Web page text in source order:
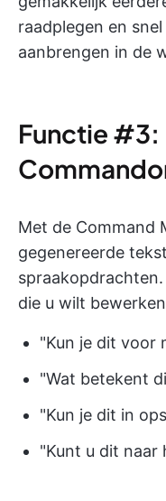
raadplegen en
aanbrengen in de
Functie #3:
Met de Command
gegenereerde
die u wilt
"Kun je dit voor
"Wat betekent
"Kun je dit in
"Kunt u dit naar